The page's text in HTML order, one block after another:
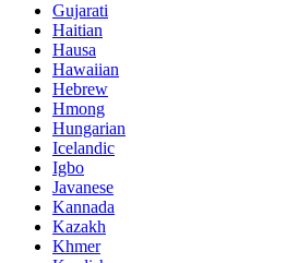
Gujarati
Haitian
Hausa
Hawaiian
Hebrew
Hmong
Hungarian
Icelandic
Igbo
Javanese
Kannada
Kazakh
Khmer